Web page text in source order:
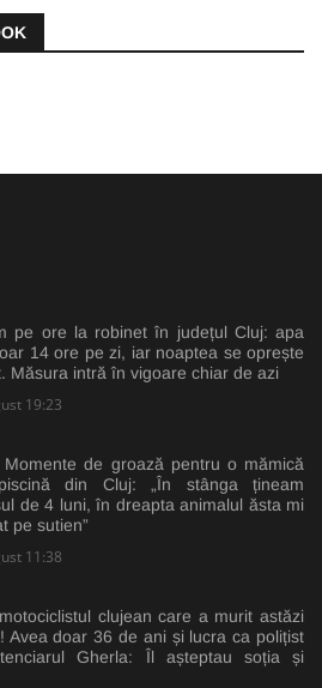
pe ore la robinet în județul Cluj: apa
14 ore pe zi, iar noaptea se oprește
Măsura intră în vigoare chiar de azi
19:23
Momente de groază pentru o mămică
din Cluj: „În stânga țineam
de 4 luni, în dreapta animalul ăsta mi
pe sutien”
11:38
clujean care a murit astăzi
Avea doar 36 de ani și lucra ca polițist
Gherla: Îl așteptau soția și